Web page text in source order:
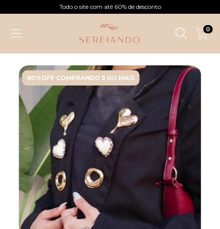
Todo o site com até 60% de desconto
0
60%OFF COMPRANDO 5 OU MAIS